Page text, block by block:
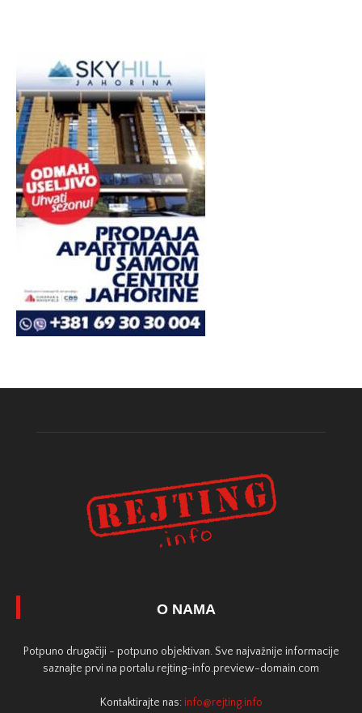
O NAMA
Potpuno drugačiji - potpuno objektivan. Sve najvažnije informacije
saznajte prvi na portalu rejting-info.preview-domain.com
Kontaktirajte nas: info@rejting.info